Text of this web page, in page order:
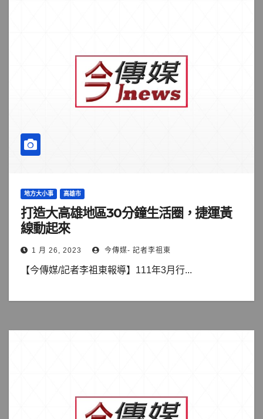
地方大小事 高雄市
打造大高雄地區30分鐘生活圈，捷運黃
線動起來
1 月 26, 2023 今傳媒- 記者李祖東
【今傳媒/記者李祖東報導】111年3月行...